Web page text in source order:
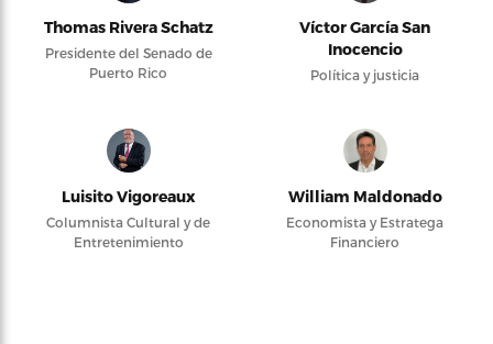
Thomas Rivera Schatz
Presidente del Senado de
Puerto Rico
Víctor García San
Inocencio
Política y justicia
Luisito Vigoreaux
Columnista Cultural y de
Entretenimiento
William Maldonado
Economista y Estratega
Financiero